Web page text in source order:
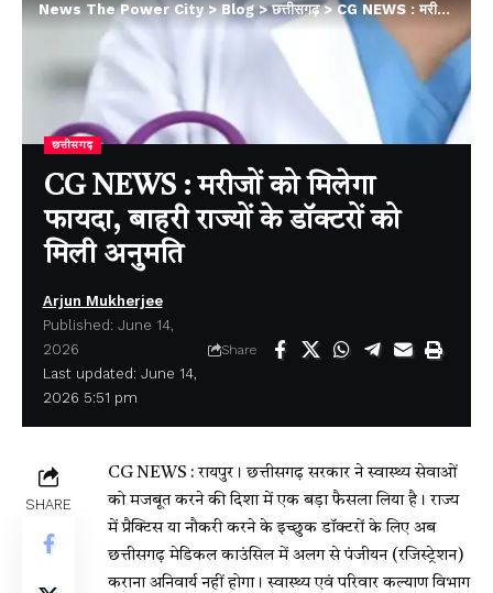
News The Power City>Blog >छत्तीसगढ़>CG NEWS : मरीजों को मिलेगा फायदा, बाहरी राज्यों के डॉक्टरों को मिली अनुमति
छत्तीसगढ़
CG NEWS : मरीजों को मिलेगा
फायदा, बाहरी राज्यों के डॉक्टरों को
मिली अनुमति
Last updated: June 14,
2026 5:51 pm
Arjun Mukherjee
Published: June 14,
2026
Share
SHARE
CG NEWS : रायपुर। छत्तीसगढ़ सरकार ने स्वास्थ्य सेवाओं
को मजबूत करने की दिशा में एक बड़ा फैसला लिया है। राज्य
में प्रैक्टिस या नौकरी करने के इच्छुक डॉक्टरों के लिए अब
छत्तीसगढ़ मेडिकल काउंसिल में अलग से पंजीयन (रजिस्ट्रेशन)
कराना अनिवार्य नहीं होगा। स्वास्थ्य एवं परिवार कल्याण विभाग